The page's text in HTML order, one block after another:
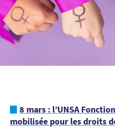
8 mars : l’UNSA
mobilisée pour les droits